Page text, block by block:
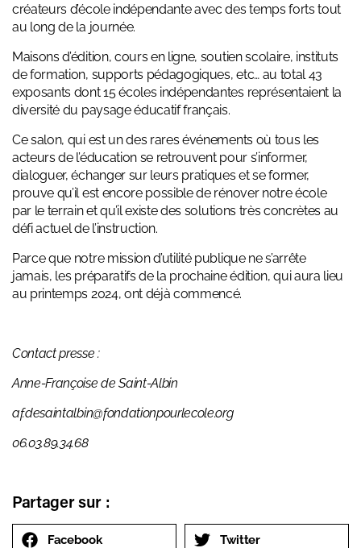
créateurs d’école indépendante avec des temps forts tout
au long de la journée.
Maisons d’édition, cours en ligne, soutien scolaire, instituts
de formation, supports pédagogiques, etc… au total 43
exposants dont 15 écoles indépendantes représentaient la
diversité du paysage éducatif français.
Ce salon, qui est un des rares événements où tous les
acteurs de l’éducation se retrouvent pour s’informer,
dialoguer, échanger sur leurs pratiques et se former,
prouve qu’il est encore possible de rénover notre école
par le terrain et qu’il existe des solutions très concrètes au
défi actuel de l’instruction.
Parce que notre mission d’utilité publique ne s’arrête
jamais, les préparatifs de la prochaine édition, qui aura lieu
au printemps 2024, ont déjà commencé.
Contact presse :
Anne-Françoise de Saint-Albin
af.desaintalbin@fondationpourlecole.org
06.03.89.34.68
Partager sur :
Facebook Twitter